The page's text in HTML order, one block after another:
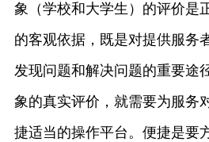
象（学校和大学生）的评价是
的客观依据，既是对提供服务
发现问题和解决问题的重要途
象的真实评价，就需要为服务
捷适当的操作平台。便捷是要